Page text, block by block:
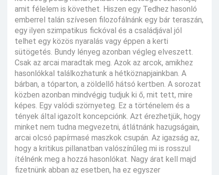
amit félelem is követhet. Hiszen egy Tedhez hasonló
emberrel talán szívesen filozofálnánk egy bár teraszán,
egy ilyen szimpatikus fickóval és a családjával jól
telhet egy közös nyaralás vagy éppen a kerti
sütögetés. Bundy lényeg azonban végleg elveszett.
Csak az arcai maradtak meg. Azok az arcok, amikhez
hasonlókkal találkozhatunk a hétköznapjainkban. A
bárban, a tóparton, a zöldellő hátsó kertben. A sorozat
közben azonban mindvégig tudjuk ki ő, mit tett, mire
képes. Egy valódi szörnyeteg. Ez a történelem és a
tények által igazolt koncepciónk. Azt érezhetjük, hogy
minket nem tudna megvezetni, átlátnánk hazugságain,
arcai olcsó papírmasé maszkok csupán. Az igazság az,
hogy a kritikus pillanatban valószínűleg mi is rosszul
ítélnénk meg a hozzá hasonlókat. Nagy árat kell majd
fizetnünk abban az esetben, ha ez egyszer